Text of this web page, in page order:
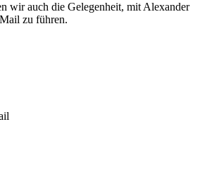
wir auch die Gelegenheit, mit Alexander
zu führen.